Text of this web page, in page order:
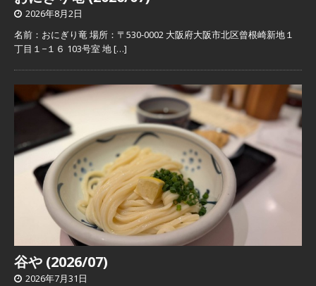
2026年8月2日
名前：おにぎり竜 場所：〒530-0002 大阪府大阪市北区曾根崎新地１
丁目１−１６ 103号室 地[…]
谷や (2026/07)
2026年7月31日